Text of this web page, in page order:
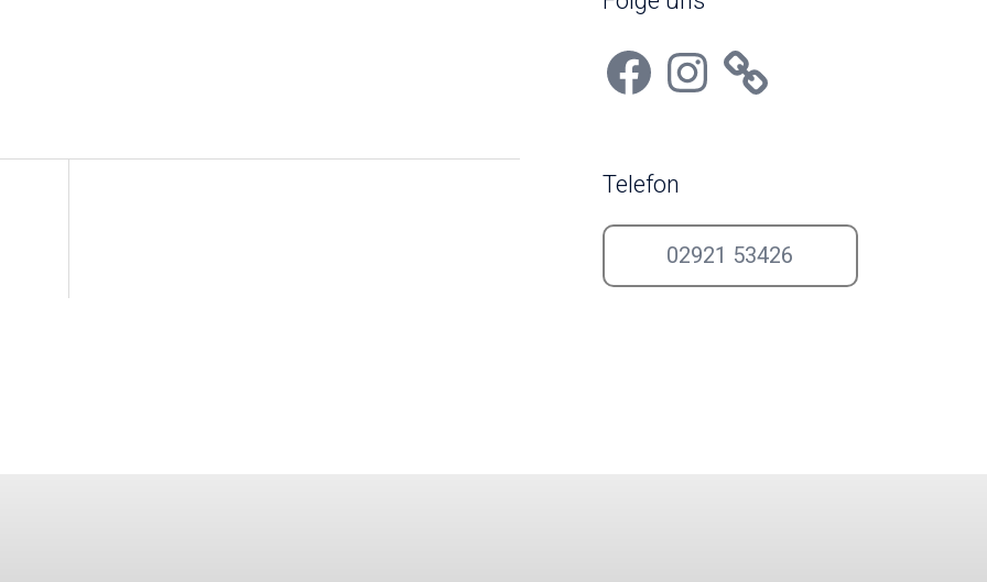
FacebookInstagram
Telefon
02921 53426